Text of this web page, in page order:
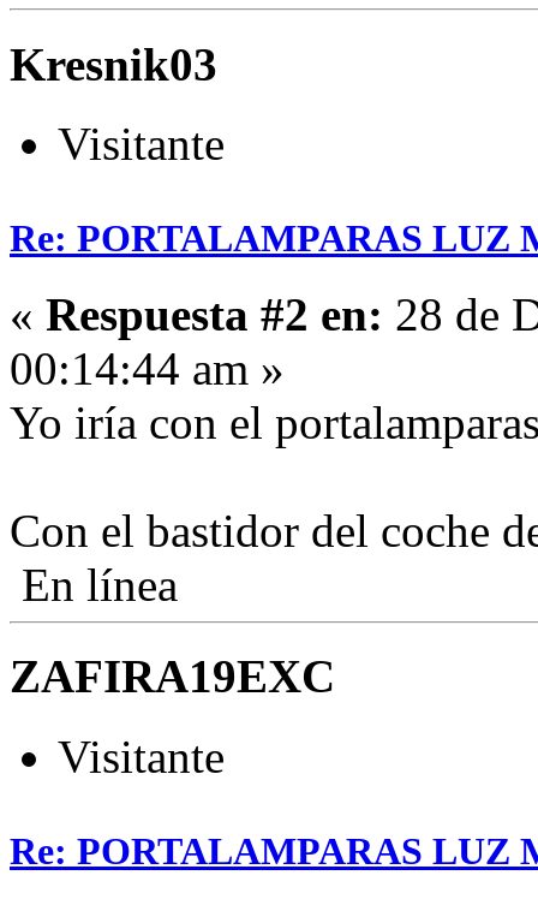
Kresnik03
Visitante
Re: PORTALAMPARAS LUZ
« Respuesta #2 en: 28 de
00:14:44 am »
Yo iría con el
Con el bastidor del coche
En línea
ZAFIRA19EXC
Visitante
Re: PORTALAMPARAS LUZ